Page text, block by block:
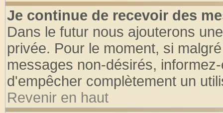
Je continue de recevoir des
Dans le futur nous ajouterons
privée. Pour le moment, si
messages non-désirés,
d'empêcher complètement un
Revenir en haut